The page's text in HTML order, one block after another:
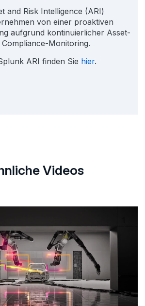
and Risk Intelligence (ARI)
von einer proaktiven
aufgrund kontinuierlicher Asset-
Monitoring.
ARI finden Sie hier.
Videos